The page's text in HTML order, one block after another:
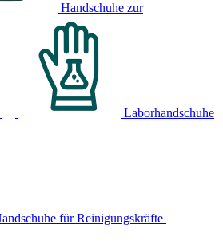
Handschuhe zur
Laborhandschuhe
für Reinigungskräfte